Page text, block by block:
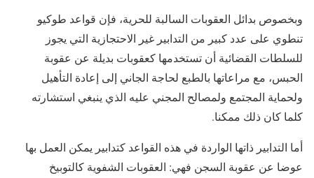
وبخصوص بدائل العقوبات السالبة للحرية، فإن قواعد طوكيو
تنطوي على عدد كبير من التدابير غير الاحتجازية التي يجوز
للسلطات القضائية أن تستخدمها كعقوبات بديلة عن عقوبة
الحبس، مع مراعاتها بالطبع لحاجة الجاني إلى إعادة التأهيل
ولحماية المجتمع ولمصالح المجني عليه الذي ينبغي استشارته
كلما كان ذلك ممكنا.
أما التدابير ذاتها الواردة في هذه القواعد كتدابير يمكن العمل بها
عوضا عن عقوبة السجن فهي: العقوبات الشفوية كالتوبيخ